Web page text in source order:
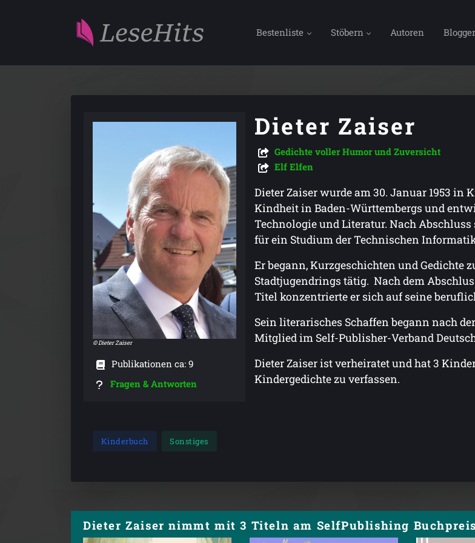
Bestenliste Stöbern Autoren Blogger
© Dieter Zaiser
Publikationen ca: 9
Fragen & Antworten
Dieter Zaiser
Gedichte voller Humor und Zuversicht
Elf Elfen
Dieter Zaiser wurde am 30. Januar 1953 in
Kindheit in Baden-Württembergs und
Technologie und Literatur. Nach
für ein Studium der Technischen
Er begann, Kurzgeschichten und Gedichte
Stadtjugendrings tätig. Nach dem
Titel konzentrierte er sich auf seine
Sein literarisches Schaffen begann nach
Mitglied im Self-Publisher-Verband
Dieter Zaiser ist verheiratet und hat 3
Kindergedichte zu verfassen.
Kinderbuch Sonstiges
Dieter Zaiser nimmt mit 3 Titeln am SelfPublishing